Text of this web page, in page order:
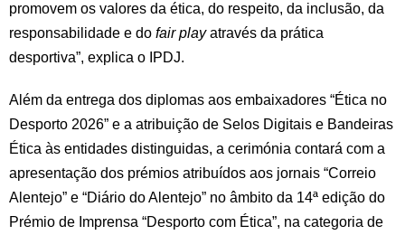
promovem os valores da ética, do respeito, da inclusão, da
responsabilidade e do fair playatravés da prática
desportiva”, explica o IPDJ.
Além da entrega dos diplomas aos embaixadores “Ética no
Desporto 2026” e a atribuição de Selos Digitais e Bandeiras
Ética às entidades distinguidas, a cerimónia contará com a
apresentação dos prémios atribuídos aos jornais “Correio
Alentejo” e “Diário do Alentejo” no âmbito da 14ª edição do
Prémio de Imprensa “Desporto com Ética”, na categoria de